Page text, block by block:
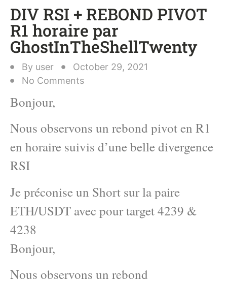
DIV RSI + REBOND PIVOT
R1 horaire par
GhostInTheShellTwenty
By user
October 29, 2021
No Comments
Bonjour,
Nous observons un rebond pivot en R1
en horaire suivis d’une belle divergence
RSI
Je préconise un Short sur la paire
ETH/USDT avec pour target 4239 &
4238
Bonjour,
Nous observons un rebond